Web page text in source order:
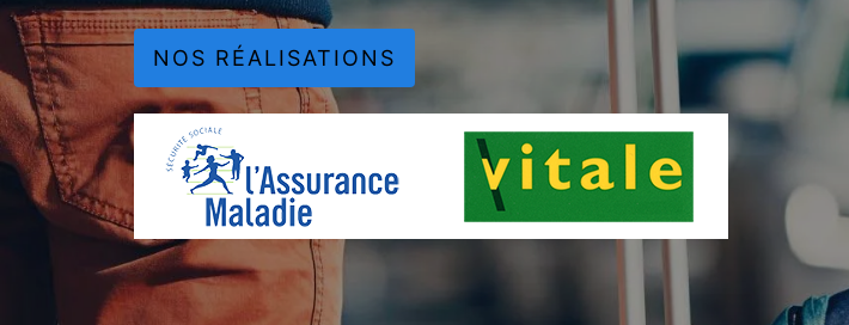
NOS RÉALISATIONS